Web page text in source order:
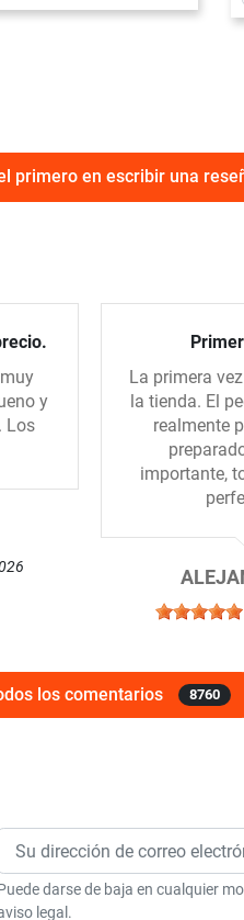
primero en escribir una
y
Los
La primera
la tienda. El
realmente
importante,
los comentarios 8760
darse de baja en cualquier
legal.